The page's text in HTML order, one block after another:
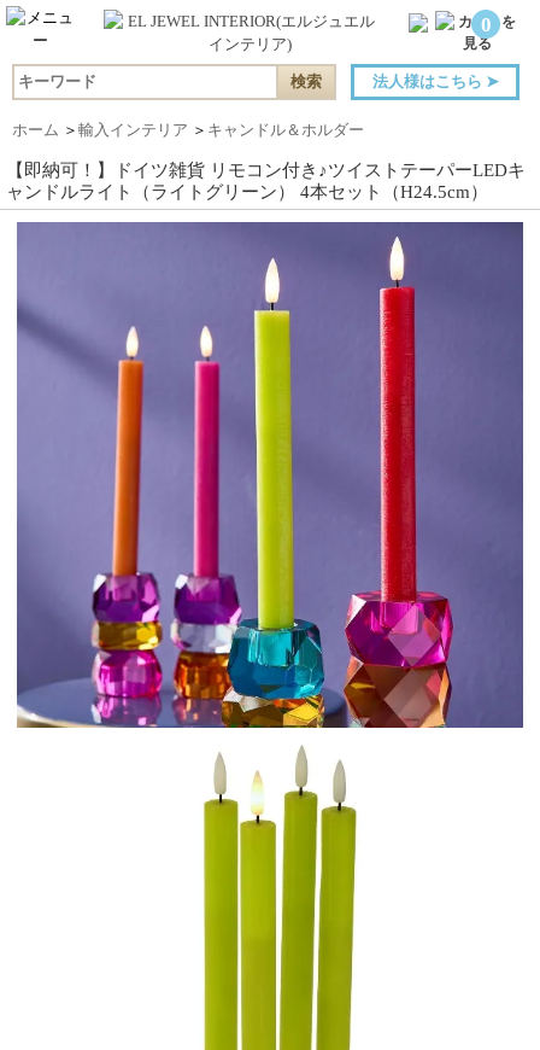
0
法人様はこちら ➤
ホーム ＞ 輸入インテリア ＞ キャンドル＆ホルダー
【即納可！】ドイツ雑貨 リモコン付き♪ツイストテーパーLEDキ
ャンドルライト（ライトグリーン） 4本セット（H24.5cm）